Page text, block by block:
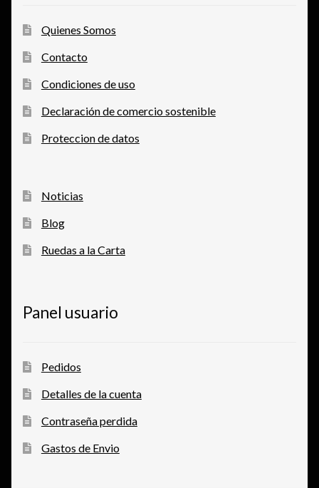
Quienes Somos
Contacto
Condiciones de uso
Declaración de comercio sostenible
Proteccion de datos
Noticias
Blog
Ruedas a la Carta
Panel usuario
Pedidos
Detalles de la cuenta
Contraseña perdida
Gastos de Envio